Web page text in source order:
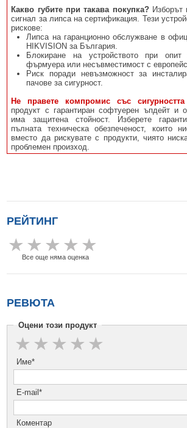
Какво губите при такава покупка?Изборът
сигнал за липса на сертификация. Тези
рискове:
Липса на гаранционно обслужване в
HIKVISION за България.
Блокиране на устройството при
фърмуера или несъвместимост с
Риск поради невъзможност за
пачове за сигурност.
Не правете компромис със
продукт с гарантиран софтуерен ъпдейт и
има защитена стойност. Изберете
пълната техническа обезпеченост, които
вместо да рискувате с продукти, чиято
проблемен произход.
РЕЙТИНГ
Все още няма оценка
РЕВЮТА
Оцени този продукт
Име*
E-mail*
Коментар